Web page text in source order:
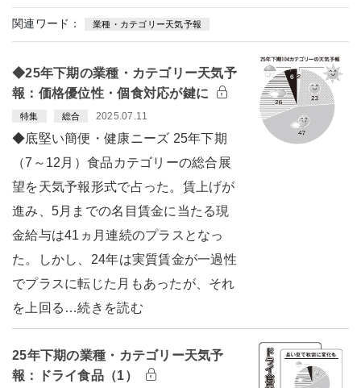
関連ワード： 業種・カテゴリー天気予報
◆25年下期の業種・カテゴリー天気予
報：価格優位性・個食対応が鍵に
特集 総合 2025.07.11
◆底堅い簡便・健康ニーズ 25年下期
（7～12月）食品カテゴリーの総合展
望を天気予報形式で占った。賃上げが
進み、5月までの名目賃金に当たる現
金給与は41ヵ月連続のプラスとなっ
た。しかし、24年は実質賃金が一過性
でプラスに転じた月もあったが、それ
を上回る…続きを読む
25年下期の業種・カテゴリー天気予
報：ドライ食品（1）